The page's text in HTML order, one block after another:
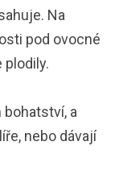
Na
pod ovocné
plodily.
a
nebo dávají